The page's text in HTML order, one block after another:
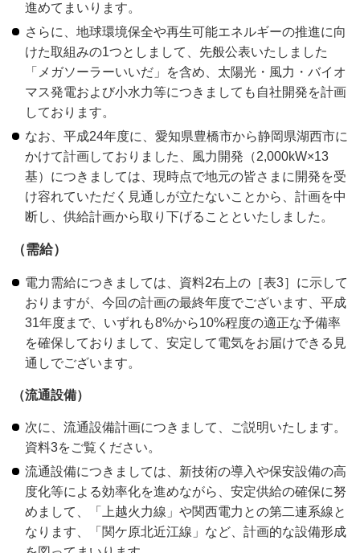
進めてまいります。
さらに、地球環境保全や再生可能エネルギーの推進に向
けた取組みの1つとしまして、先般公表いたしました
「メガソーラーいいだ」を含め、太陽光・風力・バイオ
マス発電および小水力等につきましても自社開発を計画
しております。
なお、平成24年度に、愛知県豊橋市から静岡県湖西市に
かけて計画しておりました、風力開発（2,000kW×13
基）につきましては、現時点で地元の皆さまに開発を受
け容れていただく見通しが立たないことから、計画を中
断し、供給計画から取り下げることといたしました。
（需給）
電力需給につきましては、資料2右上の［表3］に示して
おりますが、今回の計画の最終年度でございます、平成
31年度まで、いずれも8%から10%程度の適正な予備率
を確保しておりまして、安定して電気をお届けできる見
通しでございます。
（流通設備）
次に、流通設備計画につきまして、ご説明いたします。
資料3をご覧ください。
流通設備につきましては、新技術の導入や保安設備の高
度化等による効率化を進めながら、安定供給の確保に努
めまして、「上越火力線」や関西電力との第二連系線と
なります、「関ケ原北近江線」など、計画的な設備形成